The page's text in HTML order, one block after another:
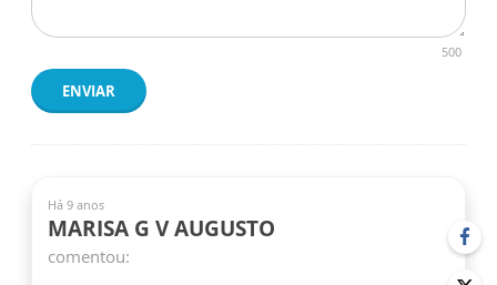
500
ENVIAR
Há 9 anos
MARISA G V AUGUSTO
comentou: